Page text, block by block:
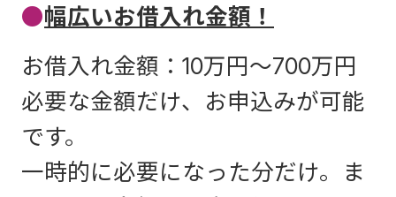
●幅広いお借入れ金額！
お借入れ金額：10万円～700万円
必要な金額だけ、お申込みが可能
です。
一時的に必要になった分だけ。ま